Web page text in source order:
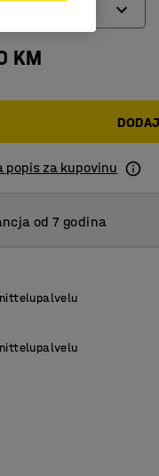
KM
popis za kupovinu
od 7 godina